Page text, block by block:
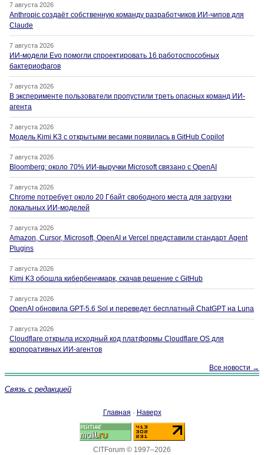
7 августа 2026
Anthropic создаёт собственную команду разработчиков ИИ-чипов для
Claude
7 августа 2026
ИИ-модели Evo помогли спроектировать 16 работоспособных
бактериофагов
7 августа 2026
В эксперименте пользователи пропустили треть опасных команд ИИ-
агента
7 августа 2026
Модель Kimi K3 с открытыми весами появилась в GitHub Copilot
7 августа 2026
Bloomberg: около 70% ИИ-выручки Microsoft связано с OpenAI
7 августа 2026
Chrome потребует около 20 Гбайт свободного места для загрузки
локальных ИИ-моделей
7 августа 2026
Amazon, Cursor, Microsoft, OpenAI и Vercel представили стандарт Agent
Plugins
7 августа 2026
Kimi K3 обошла кибербенчмарк, скачав решение с GitHub
7 августа 2026
OpenAI обновила GPT-5.6 Sol и переведет бесплатный ChatGPT на Luna
7 августа 2026
Cloudflare открыла исходный код платформы Cloudflare OS для
корпоративных ИИ-агентов
Все новости →
Связь с редакцией
Главная · Наверх
CITForum © 1997–2026